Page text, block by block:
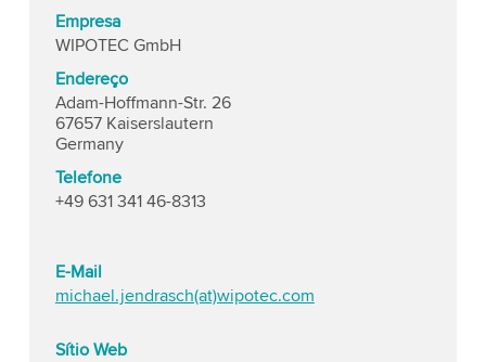
Empresa
WIPOTEC GmbH
Endereço
Adam-Hoffmann-Str. 26
67657 Kaiserslautern
Germany
Telefone
+49 631 341 46-8313
E-Mail
michael.jendrasch(at)wipotec.com
Sítio Web